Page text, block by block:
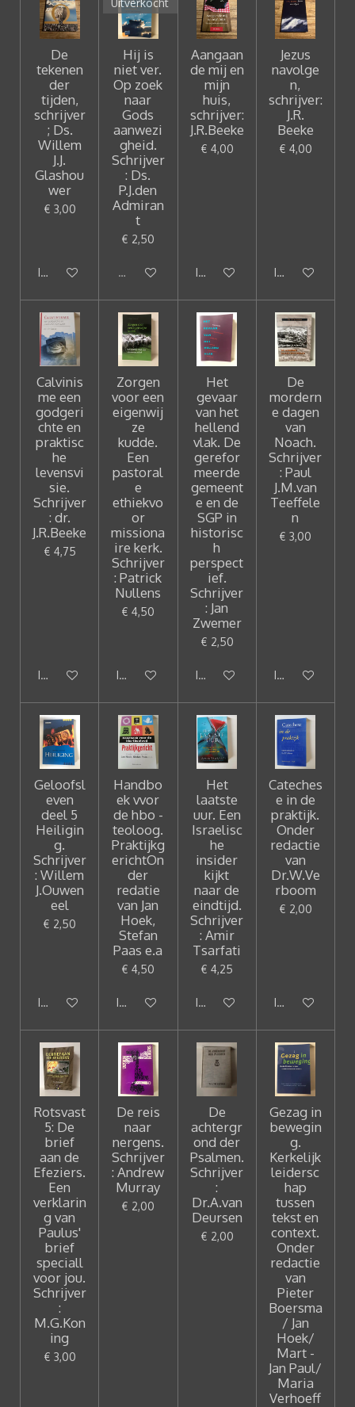
De
tekenen
der
tijden,
schrijver
; Ds.
Willem
J.J.
Glashou
wer
€ 3,00
In winkelwagen
Hij is
niet ver.
Op zoek
naar
Gods
aanwezi
gheid.
Schrijver
: Ds.
P.J.den
Admiran
t
€ 2,50
Uitverkocht
Aangaan
de mij en
mijn
huis,
schrijver:
J.R.Beeke
€ 4,00
In winkelwagen
Jezus
navolge
n,
schrijver:
J.R.
Beeke
€ 4,00
In winkelwagen
Calvinis
me een
godgeri
chte en
praktisc
he
levensvi
sie.
Schrijver
: dr.
J.R.Beeke
€ 4,75
In winkelwagen
Zorgen
voor een
eigenwij
ze
kudde.
Een
pastoral
e
ethiekvo
or
missiona
ire kerk.
Schrijver
: Patrick
Nullens
€ 4,50
In winkelwagen
Het
gevaar
van het
hellend
vlak. De
gerefor
meerde
gemeent
e en de
SGP in
historisc
h
perspect
ief.
Schrijver
: Jan
Zwemer
€ 2,50
In winkelwagen
De
mordern
e dagen
van
Noach.
Schrijver
: Paul
J.M.van
Teeffele
n
€ 3,00
In winkelwagen
Geloofsl
even
deel 5
Heiligin
g.
Schrijver
: Willem
J.Ouwen
eel
€ 2,50
In winkelwagen
Handbo
ek vvor
de hbo -
teoloog.
Praktijkg
erichtOn
der
redatie
van Jan
Hoek,
Stefan
Paas e.a
€ 4,50
In winkelwagen
Het
laatste
uur. Een
Israelisc
he
insider
kijkt
naar de
eindtijd.
Schrijver
: Amir
Tsarfati
€ 4,25
In winkelwagen
Cateches
e in de
praktijk.
Onder
redactie
van
Dr.W.Ve
rboom
€ 2,00
In winkelwagen
Rotsvast
5: De
brief
aan de
Efeziers.
Een
verklarin
g van
Paulus'
brief
speciall
voor jou.
Schrijver
:
M.G.Kon
ing
€ 3,00
De reis
naar
nergens.
Schrijver
: Andrew
Murray
€ 2,00
De
achtergr
ond der
Psalmen.
Schrijver
:
Dr.A.van
Deursen
€ 2,00
Gezag in
bewegin
g.
Kerkelijk
leidersc
hap
tussen
tekst en
context.
Onder
redactie
van
Pieter
Boersma
/ Jan
Hoek/
Mart -
Jan Paul/
Maria
Verhoeff